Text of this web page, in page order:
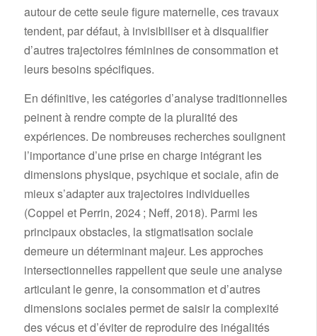
autour de cette seule figure maternelle, ces travaux
tendent, par défaut, à invisibiliser et à disqualifier
d’autres trajectoires féminines de consommation et
leurs besoins spécifiques.
En définitive, les catégories d’analyse traditionnelles
peinent à rendre compte de la pluralité des
expériences. De nombreuses recherches soulignent
l’importance d’une prise en charge intégrant les
dimensions physique, psychique et sociale, afin de
mieux s’adapter aux trajectoires individuelles
(Coppel et Perrin, 2024 ; Neff, 2018). Parmi les
principaux obstacles, la stigmatisation sociale
demeure un déterminant majeur. Les approches
intersectionnelles rappellent que seule une analyse
articulant le genre, la consommation et d’autres
dimensions sociales permet de saisir la complexité
des vécus et d’éviter de reproduire des inégalités